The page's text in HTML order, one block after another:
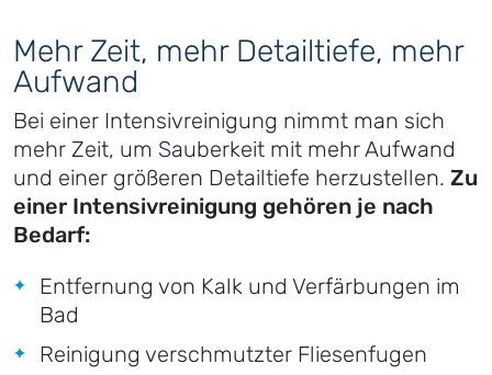
Mehr Zeit, mehr Detailtiefe, mehr
Aufwand
Bei einer Intensivreinigung nimmt man sich
mehr Zeit, um Sauberkeit mit mehr Aufwand
und einer größeren Detailtiefe herzustellen. Zu
einer Intensivreinigung gehören je nach
Bedarf:
Entfernung von Kalk und Verfärbungen im
Bad
Reinigung verschmutzter Fliesenfugen